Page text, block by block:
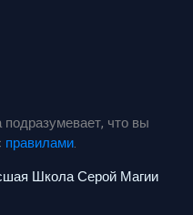
подразумевает, что вы
правилами.
Школа Серой Магии